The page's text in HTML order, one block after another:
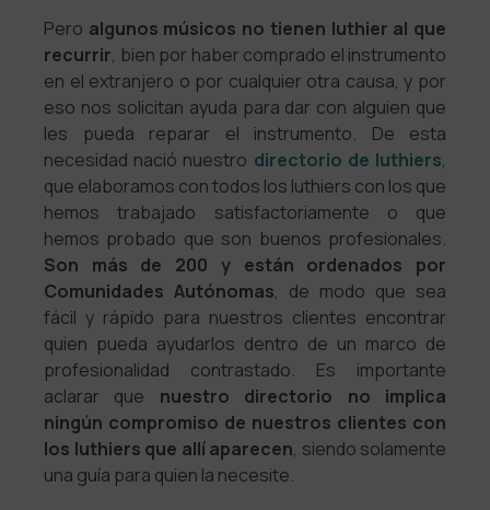
Pero algunos músicos no tienen luthier al que
recurrir, bien por haber comprado el instrumento
en el extranjero o por cualquier otra causa, y por
eso nos solicitan ayuda para dar con alguien que
les pueda reparar el instrumento. De esta
necesidad nació nuestro directorio de luthiers,
que elaboramos con todos los luthiers con los que
hemos trabajado satisfactoriamente o que
hemos probado que son buenos profesionales.
Son más de 200 y están ordenados por
Comunidades Autónomas, de modo que sea
fácil y rápido para nuestros clientes encontrar
quien pueda ayudarlos dentro de un marco de
profesionalidad contrastado. Es importante
aclarar que nuestro directorio no implica
ningún compromiso de nuestros clientes con
los luthiers que allí aparecen, siendo solamente
una guía para quien la necesite.